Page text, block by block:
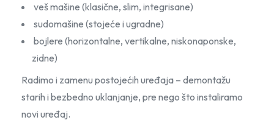
veš mašine (klasične, slim, integrisane)
sudomašine (stojeće i ugradne)
bojlere (horizontalne, vertikalne, niskonaponske,
zidne)
Radimo i zamenu postojećih uređaja – demontažu
starih i bezbedno uklanjanje, pre nego što instaliramo
novi uređaj.